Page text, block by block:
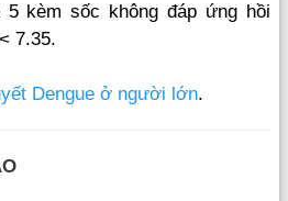
5 kèm sốc không đáp ứng hồi
7.35.
Dengue ở người lớn.